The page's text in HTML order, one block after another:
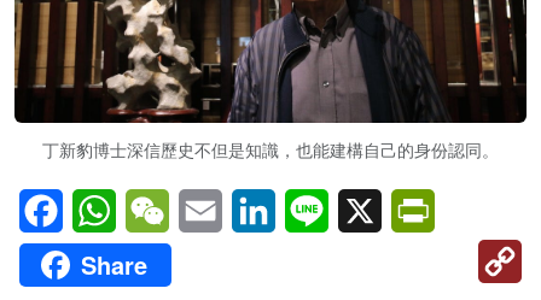
丁新豹博士深信歷史不但是知識，也能建構自己的身份認同。
FacebookWhatsAppWeChatEmail LinkedInLine X
Share